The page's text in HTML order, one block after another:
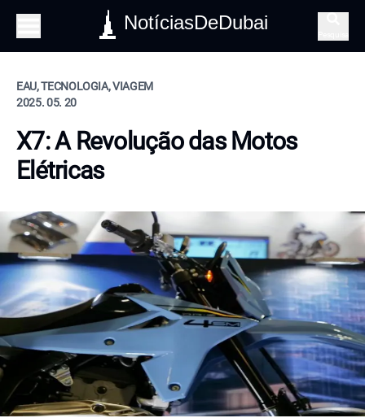
NotíciasDeDubai
EAU, TECNOLOGIA, VIAGEM
2025. 05. 20
X7: A Revolução das Motos
Elétricas